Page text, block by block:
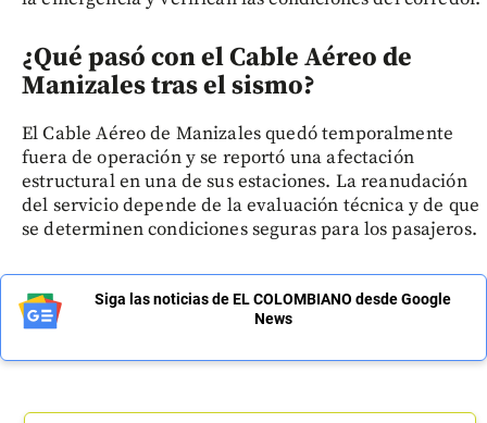
¿Qué pasó con el Cable Aéreo de
Manizales tras el sismo?
El Cable Aéreo de Manizales quedó temporalmente
fuera de operación y se reportó una afectación
estructural en una de sus estaciones. La reanudación
del servicio depende de la evaluación técnica y de que
se determinen condiciones seguras para los pasajeros.
Siga las noticias de EL COLOMBIANO desde Google
News